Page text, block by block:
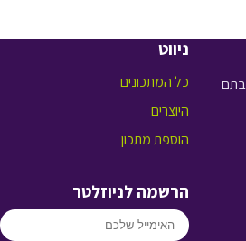
ניווט
כל המתכונים
היוצרים
הוספת מתכון
הרשמה לניוזלטר